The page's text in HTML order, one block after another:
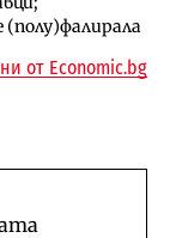
(полу)фалирала
от Economic.bg